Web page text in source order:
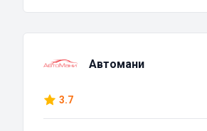
Автомани
3.7